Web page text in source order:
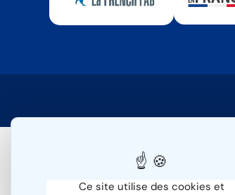
Ce site utilise des cookies et